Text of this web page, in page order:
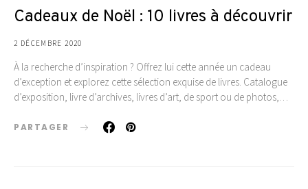
Cadeaux de Noël : 10 livres à découvrir
2 DÉCEMBRE 2020
À la recherche d’inspiration ? Offrez lui cette année un cadeau
d’exception et explorez cette sélection exquise de livres. Catalogue
d’exposition, livre d’archives, livres d’art, de sport ou de photos,…
PARTAGER